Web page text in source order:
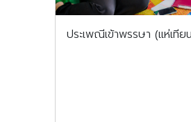
ประเพณีเข้าพรรษา (แห่เที